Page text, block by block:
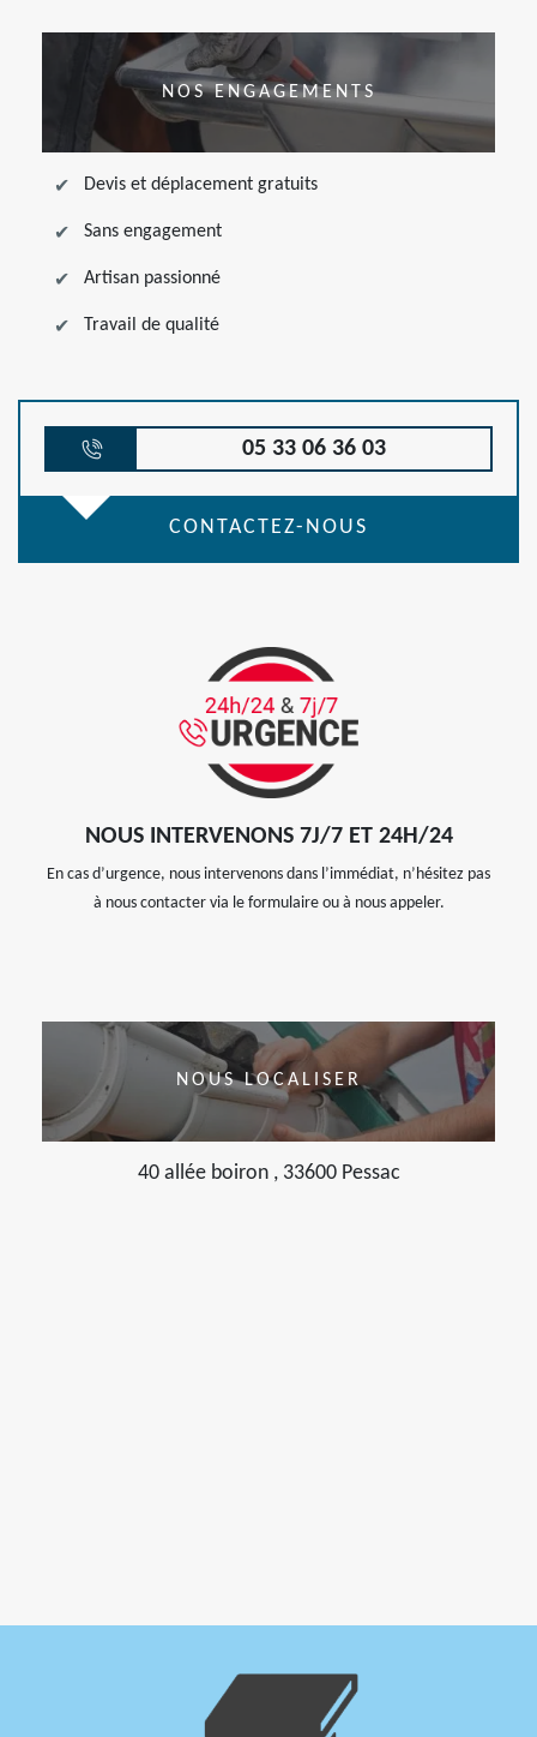
NOS ENGAGEMENTS
Devis et déplacement gratuits
Sans engagement
Artisan passionné
Travail de qualité
05 33 06 36 03
CONTACTEZ-NOUS
NOUS INTERVENONS 7J/7 ET 24H/24
En cas d’urgence, nous intervenons dans l’immédiat, n’hésitez pas
à nous contacter via le formulaire ou à nous appeler.
NOUS LOCALISER
40 allée boiron , 33600 Pessac